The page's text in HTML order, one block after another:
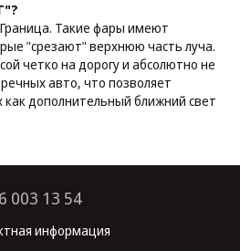
Такие фары имеют
"срезают" верхнюю часть луча.
четко на дорогу и абсолютно не
авто, что позволяет
как дополнительный ближний свет
003 13 54
информация